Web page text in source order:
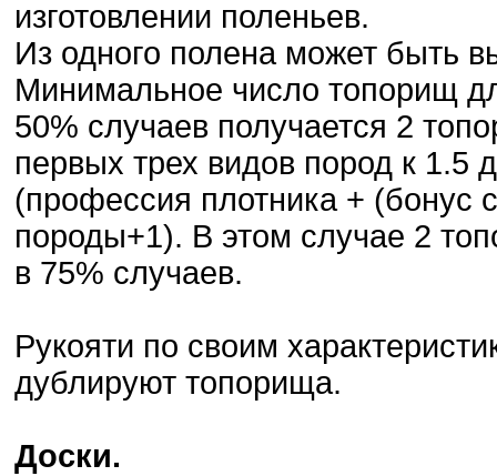
изготовлении поленьев.
Из одного полена может быть
Минимальное число топорищ
50% случаев получается 2
первых трех видов пород к 1.5
(профессия плотника +
породы+1). В этом случае 2
в 75% случаев.
Рукояти по своим
дублируют топорища.
Доски.